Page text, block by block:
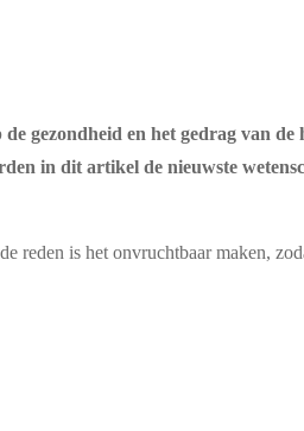
gezondheid en het gedrag van
in dit artikel de nieuwste
reden is het onvruchtbaar maken,